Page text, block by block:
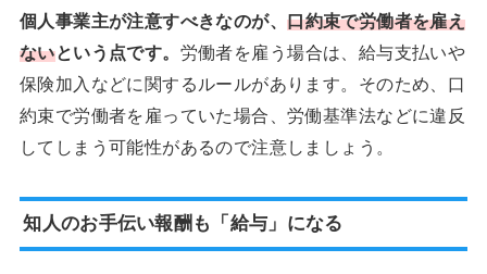
個人事業主が注意すべきなのが、口約束で労働者を雇え
ないという点です。 労働者を雇う場合は、給与支払いや
保険加入などに関するルールがあります。そのため、口
約束で労働者を雇っていた場合、労働基準法などに違反
してしまう可能性があるので注意しましょう。
知人のお手伝い報酬も「給与」になる